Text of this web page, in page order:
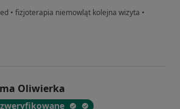
• fizjoterapia niemowląt kolejna wizyta •
Oliwierka